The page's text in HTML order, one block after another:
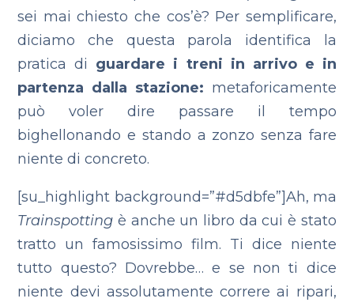
sei mai chiesto che cos’è? Per semplificare,
diciamo che questa parola identifica la
pratica di guardare i treni in arrivo e in
partenza dalla stazione: metaforicamente
può voler dire passare il tempo
bighellonando e stando a zonzo senza fare
niente di concreto.
[su_highlight background=”#d5dbfe”]Ah, ma
Trainspotting è anche un libro da cui è stato
tratto un famosissimo film. Ti dice niente
tutto questo? Dovrebbe… e se non ti dice
niente devi assolutamente correre ai ripari,